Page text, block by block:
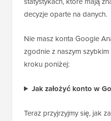
decyzje oparte na danych.
Nie masz konta Google
zgodnie z naszym
kroku poniżej:
Jak założyć konto w
Teraz przyjrzyjmy się, jak